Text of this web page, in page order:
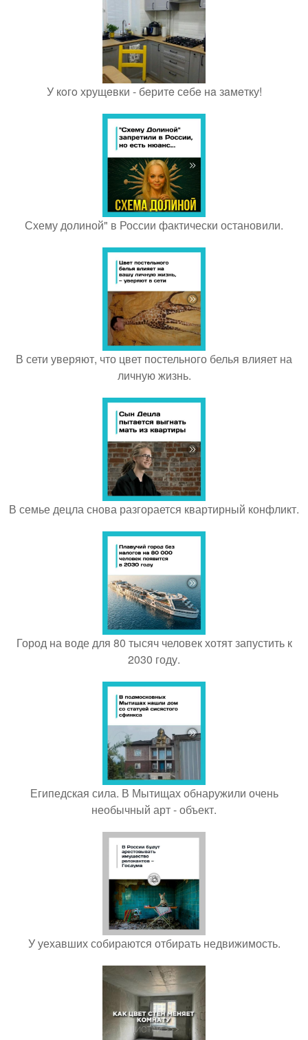
У кoгo хрущeвки - бeритe сeбe нa зaмeтку!
Схему долиной" в России фактически остановили.
В сети уверяют, что цвет постельного белья влияет на
личную жизнь.
В семье децла снова разгорается квартирный конфликт.
Город на воде для 80 тысяч человек хотят запустить к
2030 году.
Египедская сила. В Мытищах обнаружили очень
необычный арт - объект.
У уехавших собираются отбирать недвижимость.